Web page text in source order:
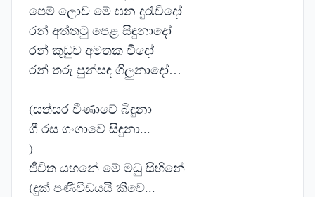
පෙම් ලොව මේ ඝන දුරැවීදෝ
රන් අත්තටු පෙළ සිඳුනාදෝ
රන් කූඩුව අමතක වීදෝ
රන් තරු පුන්සඳ ගිලුනාදෝ…
(සත්සර වීණාවේ බිඳුනා
ගී රස ගංගාවේ සිඳුනා...
)
ජීවිත යහනේ මේ මධු සිහිනේ
(දුක් පණිවිඩයයි කීවේ...